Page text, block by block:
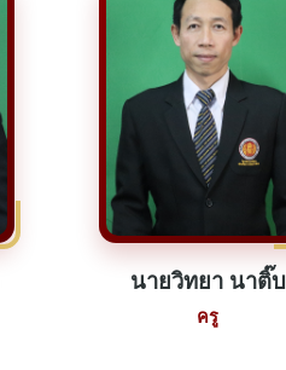
นายวิทยา นาติ๊บ
ครู